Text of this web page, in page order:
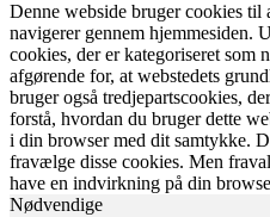
Denne webside bruger cookies til
navigerer gennem hjemmesiden.
cookies, der er kategoriseret som
afgørende for, at webstedets
bruger også tredjepartscookies,
forstå, hvordan du bruger dette
i din browser med dit samtykke.
fravælge disse cookies. Men
have en indvirkning på din
Nødvendige